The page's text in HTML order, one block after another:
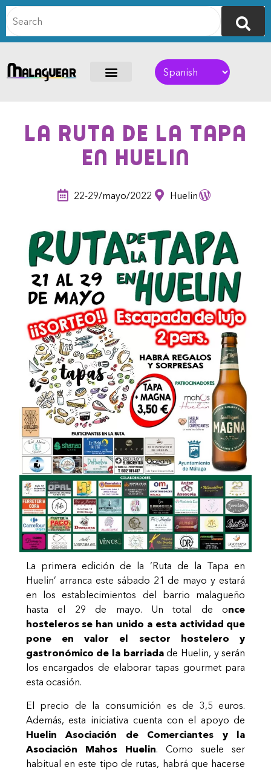
La Ruta de la Tapa
en Huelin
22-29/mayo/2022 Huelin
La primera edición de la ‘Ruta de la Tapa en
Huelin’ arranca este sábado 21 de mayo y estará
en los establecimientos del barrio malagueño
hasta el 29 de mayo. Un total de once
hosteleros se han unido a esta actividad que
pone en valor el sector hostelero y
gastronómico de la barriadade Huelin, y serán
los encargados de elaborar tapas gourmet para
esta ocasión.
El precio de la consumición es de 3,5 euros.
Además, esta iniciativa cuenta con el apoyo de
Huelin Asociación de Comerciantes y la
Asociación Mahos Huelin. Como suele ser
habitual en este tipo de rutas, habrá que hacerse